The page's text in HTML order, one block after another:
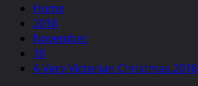
Home
2018
November
18
A Very Victorian Christmas 2018